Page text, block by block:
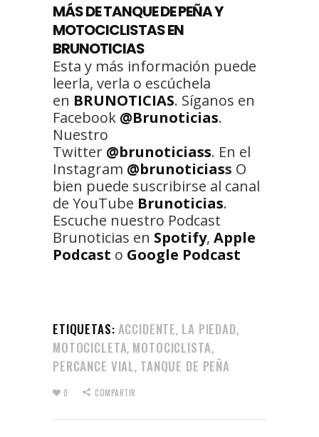
MÁS DE TANQUE DE PEÑA Y
MOTOCICLISTAS EN
BRUNOTICIAS
Esta y más información puede
leerla, verla o escúchela
en BRUNOTICIAS. Síganos en
Facebook @Brunoticias.
Nuestro
Twitter @brunoticiass. En el
Instagram @brunoticiass O
bien puede suscribirse al canal
de YouTube Brunoticias.
Escuche nuestro Podcast
Brunoticias en Spotify, Apple
Podcast o Google Podcast
ETIQUETAS: ACCIDENTE, LA PIEDAD,
MOTOCICLETA, MOTOCICLISTA,
PERCANCE VIAL, TANQUE DE PEÑA
0 COMPARTIR